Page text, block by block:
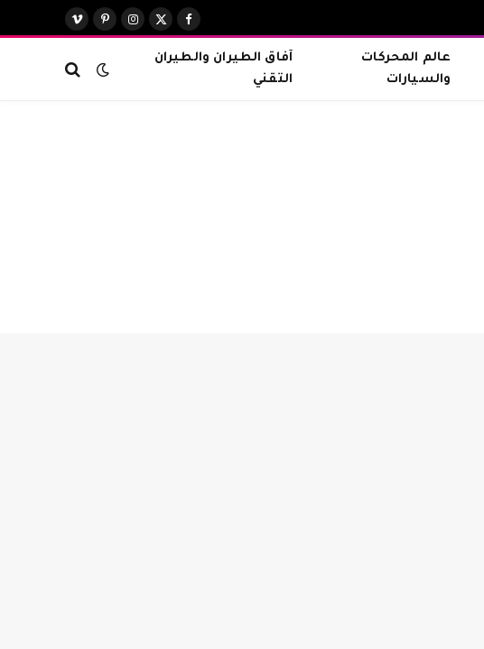
فيسبوك
X
الانستغرامبينتيريست
فيميو
عالم المحركات
والسيارات
آفاق الطيران والطيران
التقني